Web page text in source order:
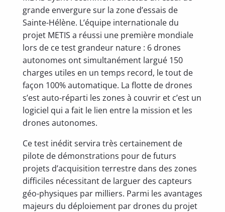
grande envergure sur la zone d’essais de
Sainte-Hélène. L’équipe internationale du
projet METIS a réussi une première mondiale
lors de ce test grandeur nature : 6 drones
autonomes ont simultanément largué 150
charges utiles en un temps record, le tout de
façon 100% automatique. La flotte de drones
s’est auto-réparti les zones à couvrir et c’est un
logiciel qui a fait le lien entre la mission et les
drones autonomes.
Ce test inédit servira très certainement de
pilote de démonstrations pour de futurs
projets d’acquisition terrestre dans des zones
difficiles nécessitant de larguer des capteurs
géo-physiques par milliers. Parmi les avantages
majeurs du déploiement par drones du projet